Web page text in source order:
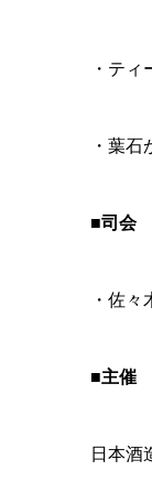
・テ
・葉
■司会
・佐々
■主催
日本酒